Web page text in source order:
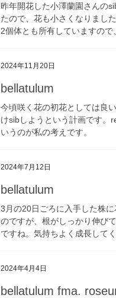
昨年開花した小澤蘭園さんの
たので、花も小さくなりまし
2個体とも所有していますの
2024年11月20日
bellatulum
今頃咲く花の初花としては良
けsibしようという計画です。
いうのが私の考えです。
2024年7月12日
bellatulum
3月の20日ごろに入手した株
のですが、根がしっかり伸び
ですね。気持ちよく成長して
2024年4月4日
bellatulum fma.